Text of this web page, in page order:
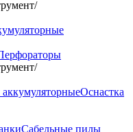
/
/
Оснастка
Сабельные пилы